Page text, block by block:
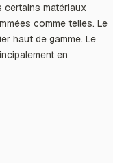
certains matériaux
comme telles. Le
haut de gamme. Le
en